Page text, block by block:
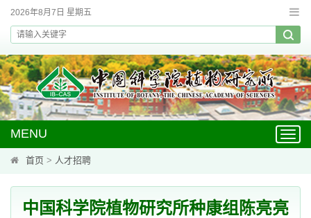
2026年8月7日 星期五
MENU
首页 > 人才招聘
中国科学院植物研究所种康组陈亮亮